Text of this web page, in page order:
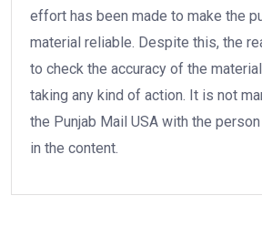
effort has been made to make the
material reliable. Despite this, the
to check the accuracy of the
taking any kind of action. It is not
the Punjab Mail USA with the
in the content.